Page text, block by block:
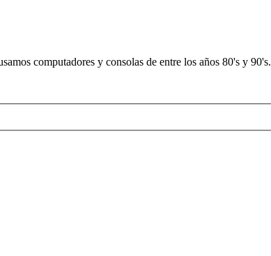
computadores y consolas de entre los años 80's y 90's.